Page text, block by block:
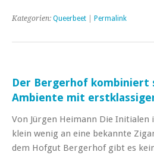
Kategorien: Queerbeet Permalink
Der Bergerhof kombiniert
Ambiente mit
Von Jürgen Heimann Die
klein wenig an eine bekannte
dem Hofgut Bergerhof gibt es